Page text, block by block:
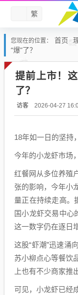
繁
您现在的位置： 首页
“爆”了？
提前上市！
了？
访客 2026-04-27
18年如一日的坚持
今年的小龙虾市场
红餐网从多位养殖
张的影响，今年小
量正在持续走高。
国小龙虾交易中心
这一数字仍在逐日
这股“虾潮”迅速涌
苏小柳点心等餐饮
上也有不少商家推
可见，小龙虾已经